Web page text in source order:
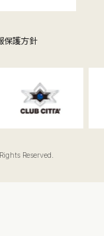
保護方針
Reserved.